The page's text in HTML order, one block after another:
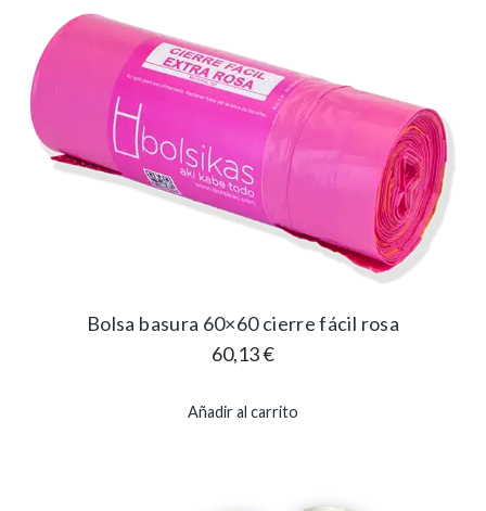
Bolsa basura 60×60 cierre fácil rosa
60,13€
Añadir al carrito